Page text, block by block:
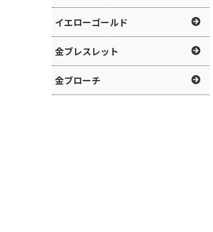
イエローゴールド
金ブレスレット
金ブローチ